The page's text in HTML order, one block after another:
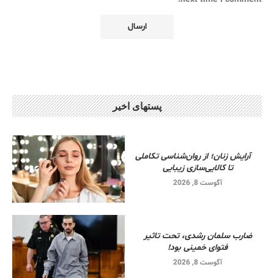
پستهای اخیر
آرایش زنان؛ از روان‌شناسی تکاملی
تا کالایی‌سازی زیبایی
آگوست 8, 2026
ضارب سلمان رشدی، تحت تاثیر
فتوای خمینی بود!
آگوست 8, 2026